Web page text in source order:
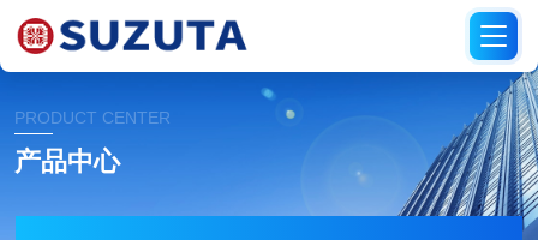
PRODUCT CENTER
产品中心